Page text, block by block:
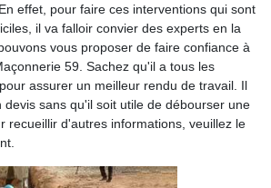
effet, pour faire ces interventions qui sont
il va falloir convier des experts en la
vous proposer de faire confiance à
59. Sachez qu'il a tous les
assurer un meilleur rendu de travail. Il
devis sans qu'il soit utile de débourser une
recueillir d'autres informations, veuillez le